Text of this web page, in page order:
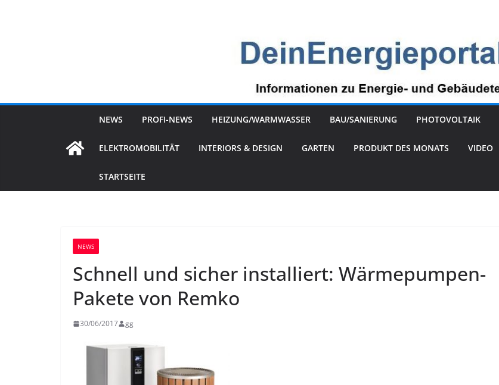
NEWS PROFI-NEWS HEIZUNG/WARMWASSER BAU/SANIERUNG PHOTOVOLTAIK
ELEKTROMOBILITÄT INTERIORS & DESIGN GARTEN PRODUKT DES MONATS VIDEO
STARTSEITE
NEWS
Schnell und sicher installiert: Wärmepumpen-
Pakete von Remko
30/06/2017 gg